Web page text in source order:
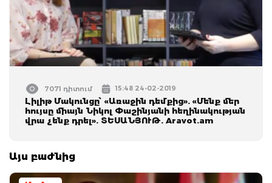
7071 դիտում 15:48 24-02-2019
Լիլիթ Մակունցը՝ «Առաջին դեմքից». «Մենք մեր
հույսը միայն Նիկոլ Փաշինյանի հեղինակության
վրա չենք դրել». ՏԵՍԱՆՅՈՒԹ. Aravot.am
Այս բաժնից